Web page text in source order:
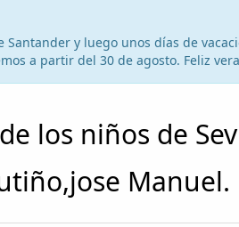
y luego unos días de
a partir del 30 de agosto. Feliz
los niños de
Manuel.